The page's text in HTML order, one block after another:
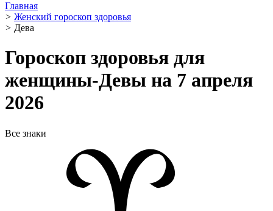
Главная
> Женский гороскоп здоровья
> Дева ️
Гороскоп здоровья для
женщины-Девы на 7 апреля
2026
Все знаки